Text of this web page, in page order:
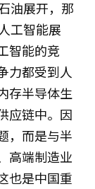
油展开，那
工智能展
智能的竞
力都受到人
存半导体生
应链中。因
，而是与半
高端制造业
也是中国重